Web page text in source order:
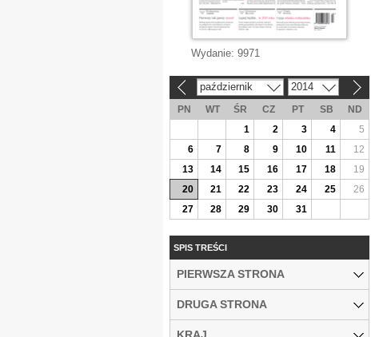
Wydanie: 9971
październik 2014
PN WT ŚR CZ PT SB
ND
1
2 3 4
5
6
7 8 9 10 11
12
13
14 15 16 17 18
19
20
21 22 23 24 25
26
27
28 29 30 31
SPIS TREŚCI
PIERWSZA STRONA
DRUGA STRONA
KRAJ